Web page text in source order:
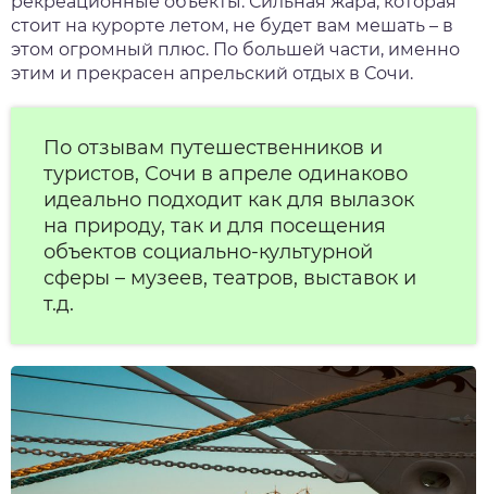
стоит на курорте летом, не будет вам мешать – в
этом огромный плюс. По большей части, именно
этим и прекрасен апрельский отдых в Сочи.
По отзывам путешественников и
туристов, Сочи в апреле одинаково
идеально подходит как для вылазок
на природу, так и для посещения
объектов социально-культурной
сферы – музеев, театров, выставок и
т.д.